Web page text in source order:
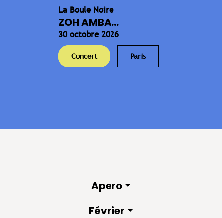
La Boule Noire
ZOH AMBA...
30 octobre 2026
Concert Paris
Apero
Février